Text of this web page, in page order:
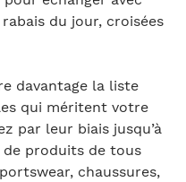
du jour, croisées
davantage la liste
qui méritent votre
par leur biais jusqu’à
de produits de tous
chaussures,